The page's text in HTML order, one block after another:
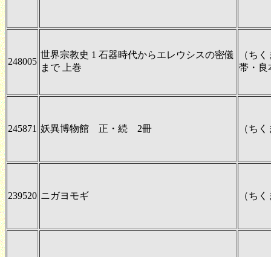
248005
世界宗教史 1 石器時代からエレウシスの密儀
まで 上巻
（ち
帯・良
245871 妖異博物館 正・続 2冊 （ち
239520 ニガヨモギ （ち